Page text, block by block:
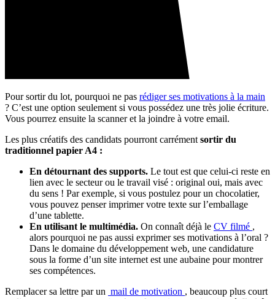
Pour sortir du lot, pourquoi ne pas rédiger ses motivations à la main
? C’est une option seulement si vous possédez une très jolie écriture.
Vous pourrez ensuite la scanner et la joindre à votre email.
Les plus créatifs des candidats pourront carrément sortir du
traditionnel papier A4 :
En détournant des supports. Le tout est que celui-ci reste en
lien avec le secteur ou le travail visé : original oui, mais avec
du sens ! Par exemple, si vous postulez pour un chocolatier,
vous pouvez penser imprimer votre texte sur l’emballage
d’une tablette.
En utilisant le multimédia. On connaît déjà le CV filmé ,
alors pourquoi ne pas aussi exprimer ses motivations à l’oral ?
Dans le domaine du développement web, une candidature
sous la forme d’un site internet est une aubaine pour montrer
ses compétences.
Remplacer sa lettre par un mail de motivation , beaucoup plus court